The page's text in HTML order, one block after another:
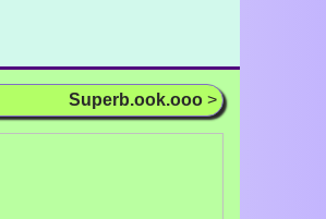
Superb.ook.ooo >